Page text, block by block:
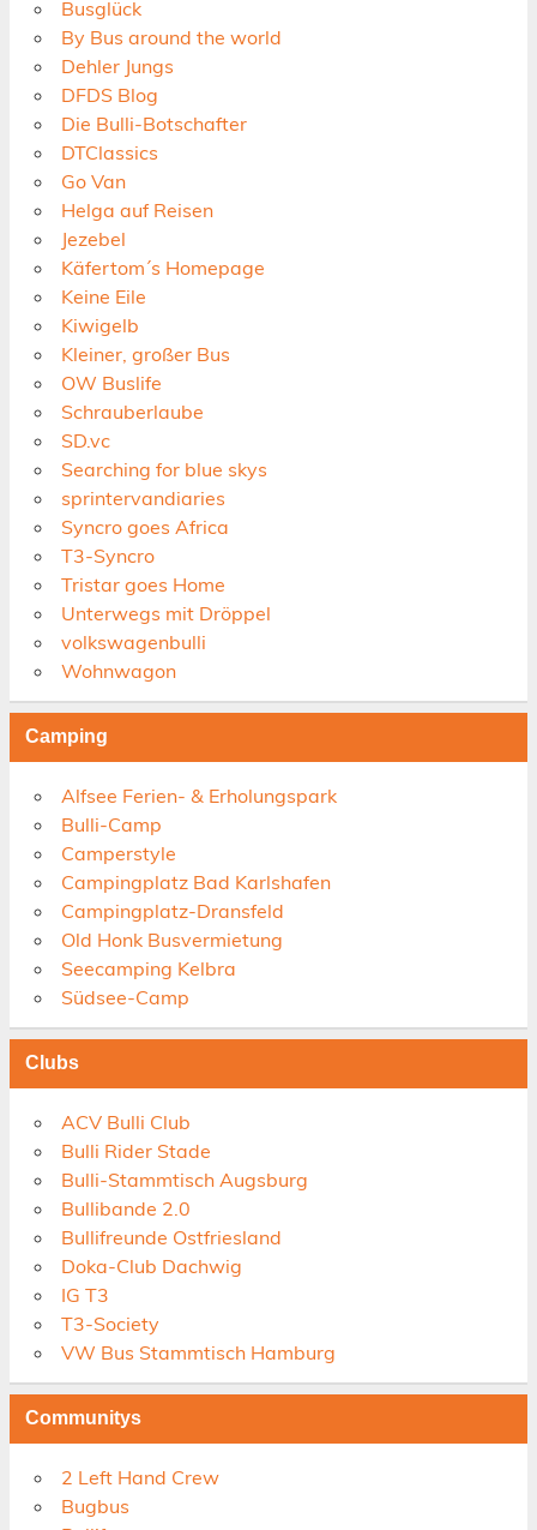
Busglück
By Bus around the world
Dehler Jungs
DFDS Blog
Die Bulli-Botschafter
DTClassics
Go Van
Helga auf Reisen
Jezebel
Käfertom´s Homepage
Keine Eile
Kiwigelb
Kleiner, großer Bus
OW Buslife
Schrauberlaube
SD.vc
Searching for blue skys
sprintervandiaries
Syncro goes Africa
T3-Syncro
Tristar goes Home
Unterwegs mit Dröppel
volkswagenbulli
Wohnwagon
Camping
Alfsee Ferien- & Erholungspark
Bulli-Camp
Camperstyle
Campingplatz Bad Karlshafen
Campingplatz-Dransfeld
Old Honk Busvermietung
Seecamping Kelbra
Südsee-Camp
Clubs
ACV Bulli Club
Bulli Rider Stade
Bulli-Stammtisch Augsburg
Bullibande 2.0
Bullifreunde Ostfriesland
Doka-Club Dachwig
IG T3
T3-Society
VW Bus Stammtisch Hamburg
Communitys
2 Left Hand Crew
Bugbus